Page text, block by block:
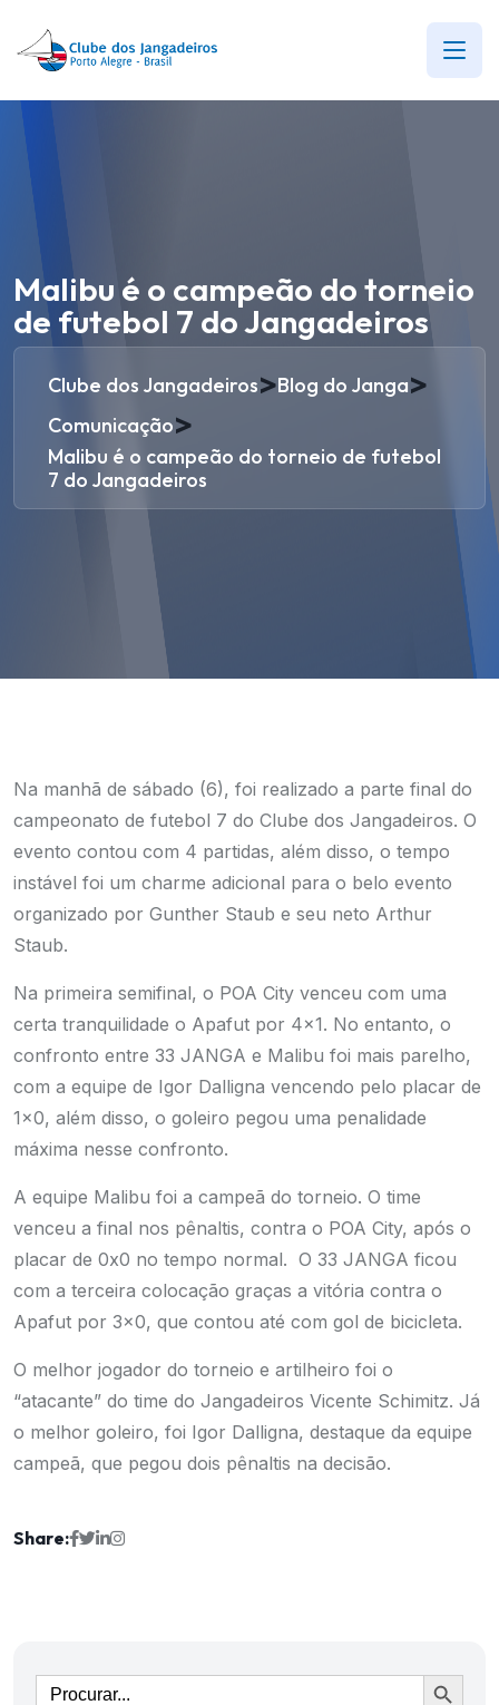
Malibu é o campeão do torneio
de futebol 7 do Jangadeiros
Clube dos Jangadeiros>Blog do Janga>
Comunicação>
Malibu é o campeão do torneio de futebol
7 do Jangadeiros
Na manhã de sábado (6), foi realizado a parte final do
campeonato de futebol 7 do Clube dos Jangadeiros. O
evento contou com 4 partidas, além disso, o tempo
instável foi um charme adicional para o belo evento
organizado por Gunther Staub e seu neto Arthur
Staub.
Na primeira semifinal, o POA City venceu com uma
certa tranquilidade o Apafut por 4×1. No entanto, o
confronto entre 33 JANGA e Malibu foi mais parelho,
com a equipe de Igor Dalligna vencendo pelo placar de
1×0, além disso, o goleiro pegou uma penalidade
máxima nesse confronto.
A equipe Malibu foi a campeã do torneio. O time
venceu a final nos pênaltis, contra o POA City, após o
placar de 0x0 no tempo normal. O 33 JANGA ficou
com a terceira colocação graças a vitória contra o
Apafut por 3×0, que contou até com gol de bicicleta.
O melhor jogador do torneio e artilheiro foi o
“atacante” do time do Jangadeiros Vicente Schimitz. Já
o melhor goleiro, foi Igor Dalligna, destaque da equipe
campeã, que pegou dois pênaltis na decisão.
Share:
Ir